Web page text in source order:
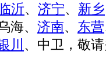
沂、 济宁、 新乡
海、 济南、 东营
川 、中卫，敬